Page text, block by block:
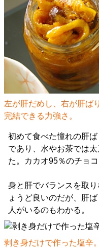
左が肝だめし、右が肝ば
完結できる力強さ。
初めて食べた憧れの肝
であり、水やお茶では
た。カカオ95％のチョ
身と肝でバランスを取
ょうど良いのだが、肝
人がいるのもわかる。
剥き身だけで作った塩辛